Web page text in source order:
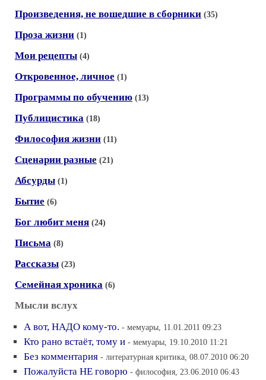
Произведения, не вошедшие в сборники (35)
Проза жизни (1)
Мои рецепты (4)
Откровенное, личное (1)
Программы по обучению (13)
Публицистика (18)
Философия жизни (11)
Сценарии разные (21)
Абсурды (1)
Бытие (6)
Бог любит меня (24)
Письма (8)
Рассказы (23)
Семейная хроника (6)
Мысли вслух
А вот, НАДО кому-то. - мемуары, 11.01.2011 09:23
Кто рано встаёт, тому и - мемуары, 19.10.2010 11:21
Без комментария - литературная критика, 08.07.2010 06:20
Пожалуйста НЕ говорю - философия, 23.06.2010 06:43